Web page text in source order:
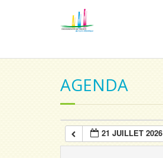
AGENDA
21 JUILLET 2026
4 h 00 min
6 h 00 min
7 h 00 min